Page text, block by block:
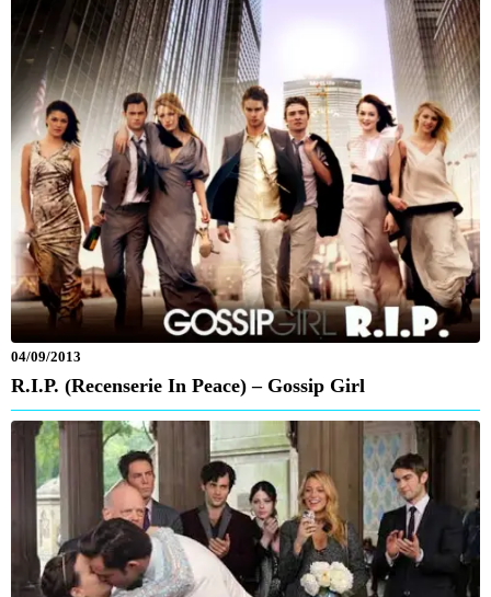
04/09/2013
R.I.P. (Recenserie In Peace) – Gossip Girl